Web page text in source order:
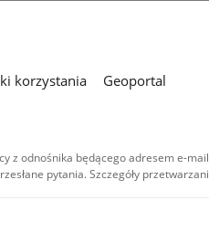
korzystania
Geoportal
z odnośnika będącego adresem e-
pytania. Szczegóły